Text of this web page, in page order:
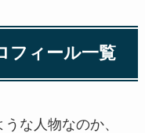
フィール一覧
な人物なのか、